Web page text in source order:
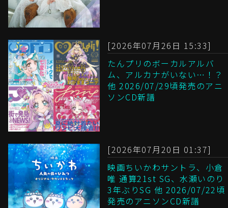
[2026年07月26日 15:33]
たんプリのボーカルアルバ
ム、アルカナがいない…！？
他 2026/07/29頃発売のアニ
ソンCD新譜
[2026年07月20日 01:37]
映画ちいかわサントラ、小倉
唯 通算21st SG、水瀬いのり
3年ぶりSG 他 2026/07/22頃
発売のアニソンCD新譜